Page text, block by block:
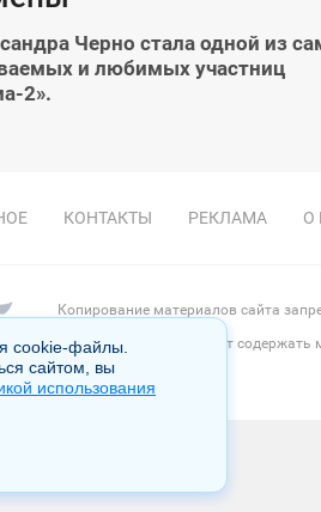
Черно стала одной из
и любимых участниц
2».
КОНТАКТЫ РЕКЛАМА О
Копирование материалов сайта
Настоящий ресурс может содержать
cookie-файлы.
сайтом, вы
использования